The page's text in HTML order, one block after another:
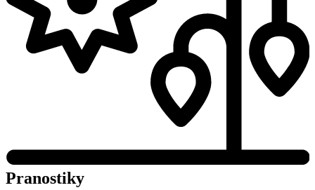
Pranostiky